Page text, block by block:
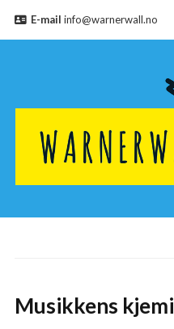
E-mail info@warnerwall.no
Musikkens kjemi